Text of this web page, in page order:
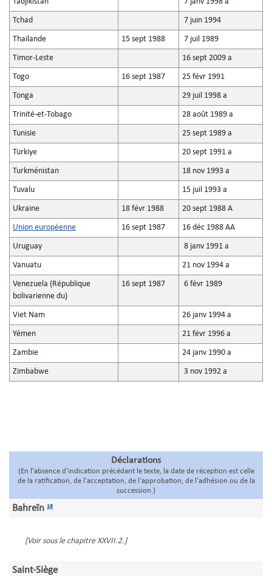
Tchad 7 juin 1994
Thaïlande 15 sept 1988 7 juil 1989
Timor-Leste 16 sept 2009 a
Togo 16 sept 1987 25 févr 1991
Tonga 29 juil 1998 a
Trinité-et-Tobago 28 août 1989 a
Tunisie 25 sept 1989 a
Türkiye 20 sept 1991 a
Turkménistan 18 nov 1993 a
Tuvalu 15 juil 1993 a
Ukraine 18 févr 1988 20 sept 1988 A
Union européenne 16 sept 1987 16 déc 1988 AA
Uruguay 8 janv 1991 a
Vanuatu 21 nov 1994 a
Venezuela (République
bolivarienne du)
16 sept 1987 6 févr 1989
Viet Nam 26 janv 1994 a
Yémen 21 févr 1996 a
Zambie 24 janv 1990 a
Zimbabwe 3 nov 1992 a
Déclarations
(En l'absence d'indication précédant le texte, la date de réception est celle
de la ratification, de l'acceptation, de l'approbation, de l'adhésion ou de la
succession.)
Bahreïn 16
[Voir sous le chapitre XXVII.2.]
Saint-Siège